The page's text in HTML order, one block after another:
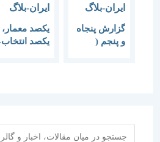
گزارش پنجاه
و پنجم (
یکصد معمار،
یکصد انتخاب-